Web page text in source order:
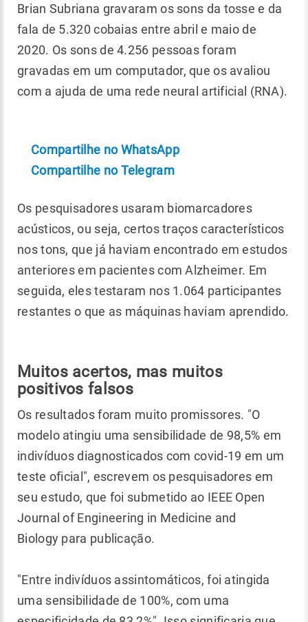
Brian Subriana gravaram os sons da tosse e da
fala de 5.320 cobaias entre abril e maio de
2020. Os sons de 4.256 pessoas foram
gravadas em um computador, que os avaliou
com a ajuda de uma rede neural artificial (RNA).
Compartilhe no WhatsApp
Compartilhe no Telegram
Os pesquisadores usaram biomarcadores
acústicos, ou seja, certos traços característicos
nos tons, que já haviam encontrado em estudos
anteriores em pacientes com Alzheimer. Em
seguida, eles testaram nos 1.064 participantes
restantes o que as máquinas haviam aprendido.
Muitos acertos, mas muitos
positivos falsos
Os resultados foram muito promissores. "O
modelo atingiu uma sensibilidade de 98,5% em
indivíduos diagnosticados com covid-19 em um
teste oficial", escrevem os pesquisadores em
seu estudo, que foi submetido ao IEEE Open
Journal of Engineering in Medicine and
Biology para publicação.
"Entre indivíduos assintomáticos, foi atingida
uma sensibilidade de 100%, com uma